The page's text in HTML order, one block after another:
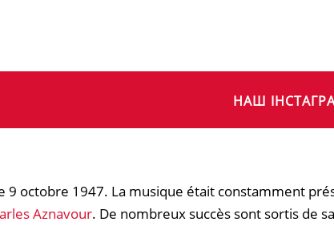
НАШ
9 octobre 1947. La musique était constamment
Aznavour. De nombreux succès sont sortis de